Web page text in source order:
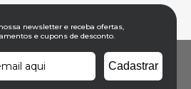
newsletter e receba ofertas,
e cupons de desconto.